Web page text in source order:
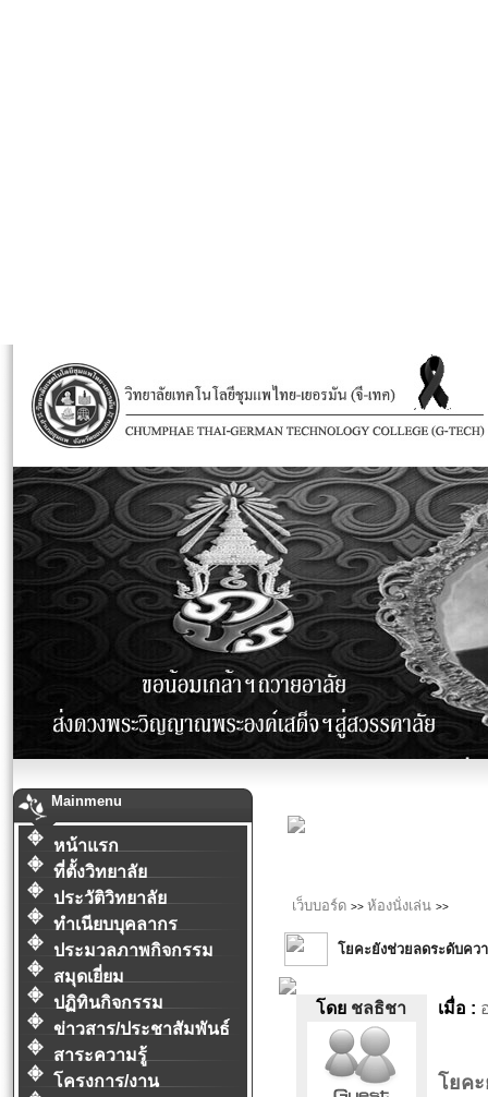
Mainmenu
หน้าแรก
ที่ตั้งวิทยาลัย
ประวัติวิทยาลัย
ทำเนียบบุคลากร
ประมวลภาพกิจกรรม
สมุดเยี่ยม
ปฏิทินกิจกรรม
ข่าวสาร/ประชาสัมพันธ์
สาระความรู้
โครงการ/งาน
เว็บบอร์ด >> ห้องนั่งเล่น >>
โยคะยังช่วยลดระดับคว
โดย ชลธิชา เมื่อ :
โยค